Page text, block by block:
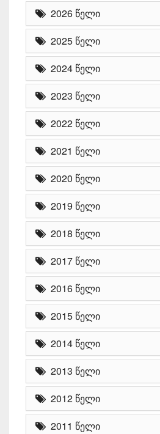
2026 წელი
2025 წელი
2024 წელი
2023 წელი
2022 წელი
2021 წელი
2020 წელი
2019 წელი
2018 წელი
2017 წელი
2016 წელი
2015 წელი
2014 წელი
2013 წელი
2012 წელი
2011 წელი